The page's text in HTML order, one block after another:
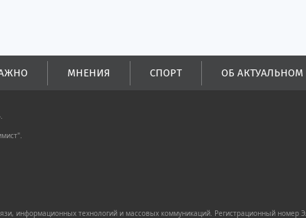
МНЕНИЯ СПОРТ ОБ АКТУАЛЬНОМ
информационных технологий и массовых коммуникаций. Регистрационный номер